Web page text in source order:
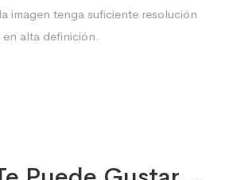
imagen tenga suficiente resolución
alta definición.